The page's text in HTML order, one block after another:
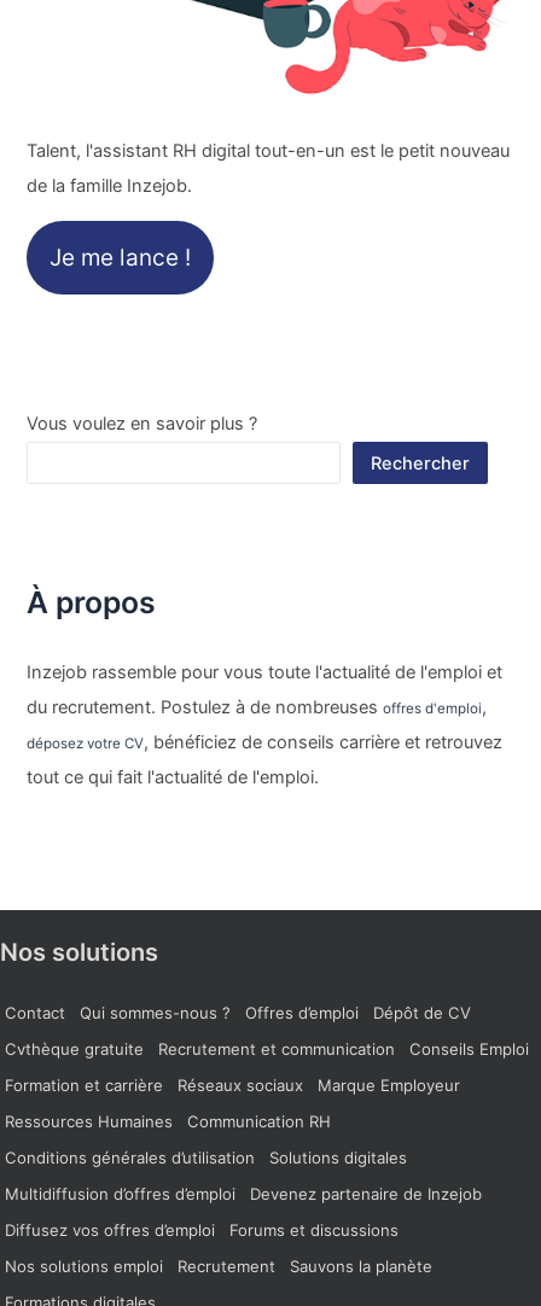
Talent, l'assistant RH digital tout-en-un est le petit nouveau
de la famille Inzejob.
Je me lance !
Vous voulez en savoir plus ?
Rechercher
À propos
Inzejob rassemble pour vous toute l'actualité de l'emploi et
du recrutement. Postulez à de nombreusesoffres d'emploi,
déposez votre CV, bénéficiez de conseils carrière et retrouvez
tout ce qui fait l'actualité de l'emploi.
Nos solutions
Contact Qui sommes-nous ? Offres d’emploi
Dépôt de CV
Cvthèque gratuite
Recrutement et communication
Conseils Emploi
Formation et carrière
Réseaux sociaux
Marque Employeur
Ressources Humaines
Communication RH
Conditions générales d’utilisation
Solutions digitales
Multidiffusion d’offres d’emploi
Devenez partenaire de Inzejob
Diffusez vos offres d’emploi
Forums et discussions
Nos solutions emploi
Recrutement
Sauvons la planète